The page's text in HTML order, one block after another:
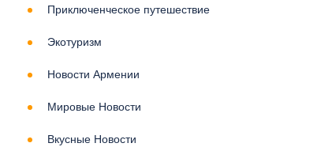
Приключенческое путешествие
Экотуризм
Новости Армении
Мировые Новости
Вкусные Новости